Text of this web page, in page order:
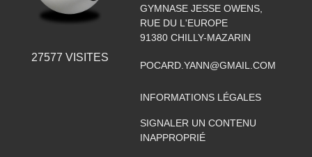
27577 VISITES
GYMNASE JESSE OWENS,
RUE DU L'EUROPE
91380 CHILLY-MAZARIN
POCARD.YANN@GMAIL.COM
INFORMATIONS LÉGALES
SIGNALER UN CONTENU
INAPPROPRIÉ